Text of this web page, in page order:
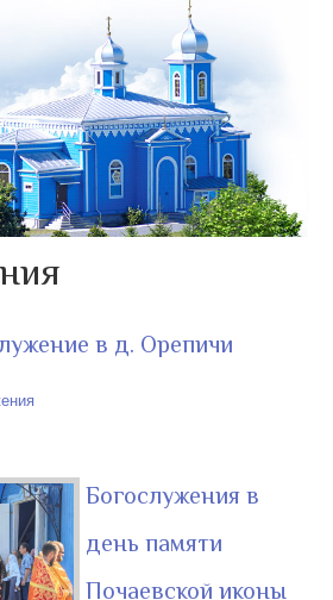
в д. Орепичи
Богослужения в
день памяти
Почаевской иконы